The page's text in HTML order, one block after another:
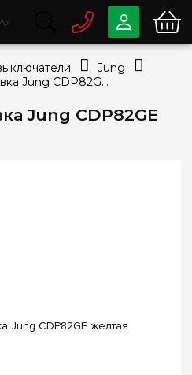
Jung CDP82GE
80033-63-07
info@e7.com.ua
334-79-78
Jung
Внешняя вставка Jung CDP82GE желтая